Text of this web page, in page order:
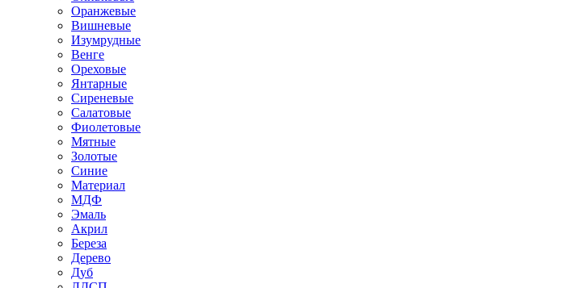
Оранжевые
Вишневые
Изумрудные
Венге
Ореховые
Янтарные
Сиреневые
Салатовые
Фиолетовые
Мятные
Золотые
Синие
Материал
МДФ
Эмаль
Акрил
Береза
Дерево
Дуб